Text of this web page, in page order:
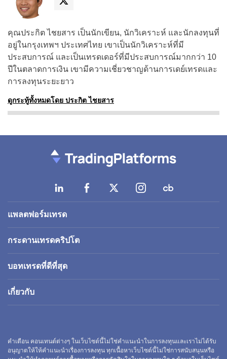
คุณประกิต ไชยสาร เป็นนักเขียน, นักวิเคราะห์ และนักลงทุนที่
อยู่ในกรุงเทพฯ ประเทศไทย เขาเป็นนักวิเคราะห์ที่มี
ประสบการณ์ และเป็นเทรดเดอร์ที่มีประสบการณ์มากกว่า 10
ปีในตลาดการเงิน เขามีความเชี่ยวชาญด้านการเดย์เทรดและ
การลงทุนระยะยาว
ดูกระทู้ทั้งหมดโดย ประกิต ไชยสาร
แพลตฟอร์มเทรด
กระดานเทรดคริปโต
บอทเทรดที่ดีที่สุด
เกี่ยวกับ
คำเตือน คอนเทนต์ต่างๆ ในเว็บไซต์นี้ไม่ใช่คำแนะนำในการลงทุนและเราไม่ได้รับ
อนุญาตให้ให้คำแนะนำเรื่องการลงทุน ทุกเนื้อหาเว็บไซต์นี้ไม่ใช่การสนับสนุนหรือ